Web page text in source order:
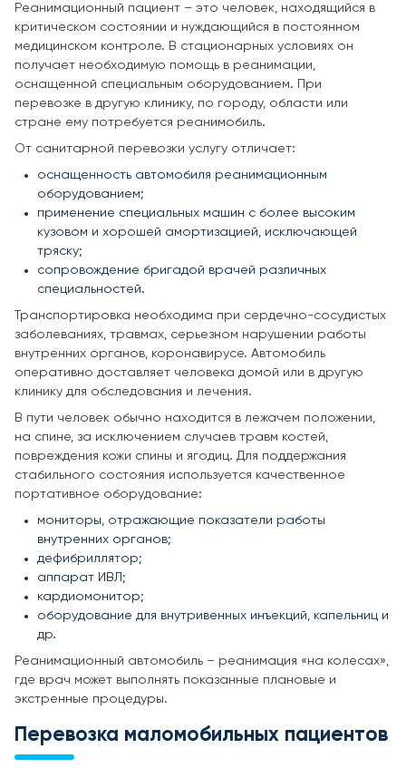
Реанимационный пациент – это человек, находящийся в
критическом состоянии и нуждающийся в постоянном
медицинском контроле. В стационарных условиях он
получает необходимую помощь в реанимации,
оснащенной специальным оборудованием. При
перевозке в другую клинику, по городу, области или
стране ему потребуется реанимобиль.
От санитарной перевозки услугу отличает:
оснащенность автомобиля реанимационным
оборудованием;
применение специальных машин с более высоким
кузовом и хорошей амортизацией, исключающей
тряску;
сопровождение бригадой врачей различных
специальностей.
Транспортировка необходима при сердечно-сосудистых
заболеваниях, травмах, серьезном нарушении работы
внутренних органов, коронавирусе. Автомобиль
оперативно доставляет человека домой или в другую
клинику для обследования и лечения.
В пути человек обычно находится в лежачем положении,
на спине, за исключением случаев травм костей,
повреждения кожи спины и ягодиц. Для поддержания
стабильного состояния используется качественное
портативное оборудование:
мониторы, отражающие показатели работы
внутренних органов;
дефибриллятор;
аппарат ИВЛ;
кардиомонитор;
оборудование для внутривенных инъекций, капельниц и
др.
Реанимационный автомобиль – реанимация «на колесах»,
где врач может выполнять показанные плановые и
экстренные процедуры.
Перевозка маломобильных пациентов